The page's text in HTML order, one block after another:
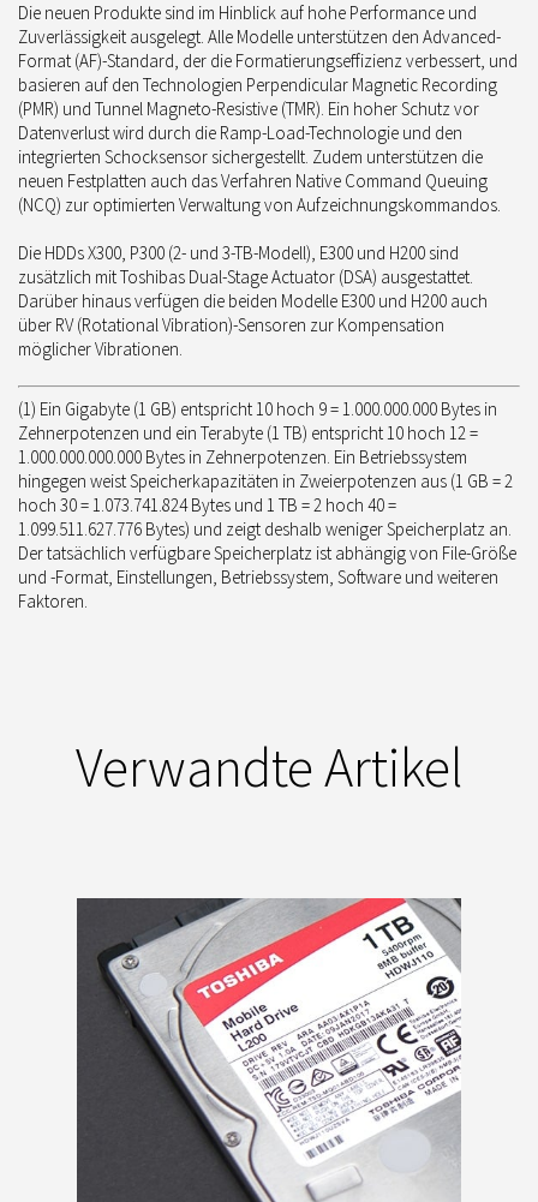
Die neuen Produkte sind im Hinblick auf hohe Performance und
Zuverlässigkeit ausgelegt. Alle Modelle unterstützen den Advanced-
Format (AF)-Standard, der die Formatierungseffizienz verbessert, und
basieren auf den Technologien Perpendicular Magnetic Recording
(PMR) und Tunnel Magneto-Resistive (TMR). Ein hoher Schutz vor
Datenverlust wird durch die Ramp-Load-Technologie und den
integrierten Schocksensor sichergestellt. Zudem unterstützen die
neuen Festplatten auch das Verfahren Native Command Queuing
(NCQ) zur optimierten Verwaltung von Aufzeichnungskommandos.
Die HDDs X300, P300 (2- und 3-TB-Modell), E300 und H200 sind
zusätzlich mit Toshibas Dual-Stage Actuator (DSA) ausgestattet.
Darüber hinaus verfügen die beiden Modelle E300 und H200 auch
über RV (Rotational Vibration)-Sensoren zur Kompensation
möglicher Vibrationen.
(1) Ein Gigabyte (1 GB) entspricht 10 hoch 9 = 1.000.000.000 Bytes in
Zehnerpotenzen und ein Terabyte (1 TB) entspricht 10 hoch 12 =
1.000.000.000.000 Bytes in Zehnerpotenzen. Ein Betriebssystem
hingegen weist Speicherkapazitäten in Zweierpotenzen aus (1 GB = 2
hoch 30 = 1.073.741.824 Bytes und 1 TB = 2 hoch 40 =
1.099.511.627.776 Bytes) und zeigt deshalb weniger Speicherplatz an.
Der tatsächlich verfügbare Speicherplatz ist abhängig von File-Größe
und -Format, Einstellungen, Betriebssystem, Software und weiteren
Faktoren.
Verwandte Artikel